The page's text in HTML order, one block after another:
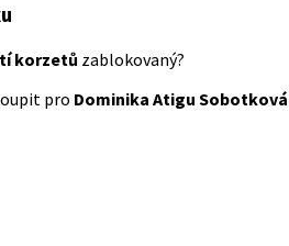
korzetů zablokovaný?
pro Dominika Atigu Sobotková